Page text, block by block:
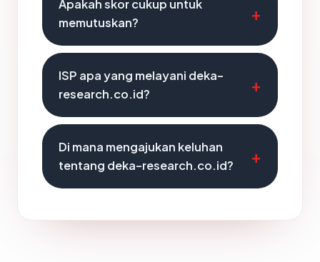
Apakah skor cukup untuk
memutuskan?
ISP apa yang melayani deka-
research.co.id?
Di mana mengajukan keluhan
tentang deka-research.co.id?